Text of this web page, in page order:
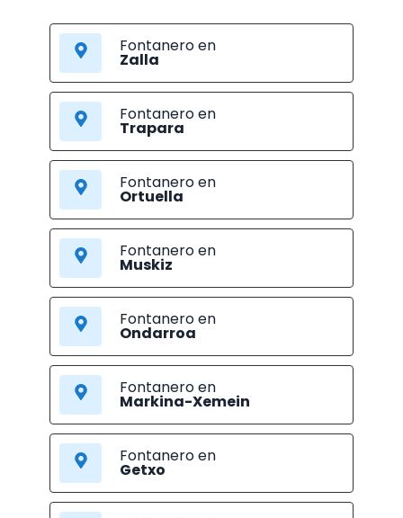
Fontanero en
Zalla
Fontanero en
Trapara
Fontanero en
Ortuella
Fontanero en
Muskiz
Fontanero en
Ondarroa
Fontanero en
Markina-Xemein
Fontanero en
Getxo